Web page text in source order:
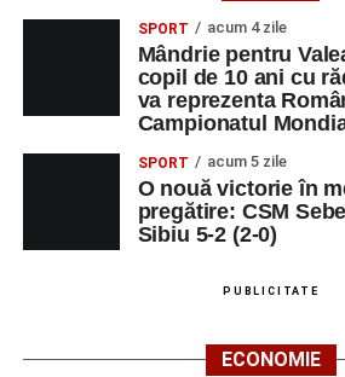
SPORT acum 4 zile
Mândrie pentru
copil de 10 ani cu
va reprezenta
Campionatul
SPORT acum 5 zile
O nouă victorie în
pregătire: CSM
Sibiu 5-2 (2-0)
PUBLICITATE
ECONOMIE